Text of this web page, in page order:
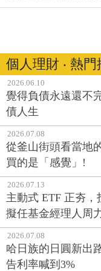
個人理財 ‧ 熱門
2026.06.10
覺得負債永遠還不
債人生
2026.07.08
從釜山街頭看當地
買的是「感覺」!
2026.07.13
主動式 ETF 正夯，
擬任基金經理人周
2026.07.08
哈日族的日圓新出
告利率喊到3%